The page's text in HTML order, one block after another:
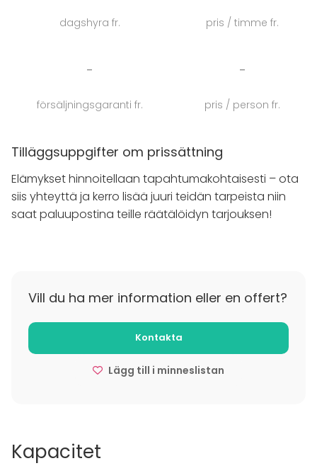
Yarnantan joogaelämyksissä ei tähdätä täydellisiin
asentoihin – pääpaino on läsnäolossa,
sellainen kuin olet.
Paalanen-Flyktman, joka luo turvallisen ja inspiroivan
ilmapiirin. Harjoitus alkaa keskittymis- ja
hengitysharjoituksilla ja päättyy syvärentoutukseen,
jossa käytetään rauhoittavaa musiikkia sekä
sointukulhojen ja gongin kaltaisia energiasoittimia.
muokataan toiveidesi mukaan – rentouttavaksi tai
tarvittaessa myös haastavammaksi.
Ota yhteyttä ja kysy tarjous – järjestetään yhdessä
juuri teille täydellinen joogahetki!
dagshyra fr. pris / timme fr.
-
försäljningsgaranti fr.
-
pris / person fr.
Tilläggsuppgifter om prissättning
Elämykset hinnoitellaan tapahtumakohtaisesti – ota
siis yhteyttä ja kerro lisää juuri teidän tarpeista niin
saat paluupostina teille räätälöidyn tarjouksen!
Vill du ha mer information eller en offert?
Kontakta
Lägg till i minneslistan
Kapacitet